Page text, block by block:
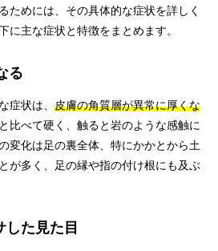
ためには、その具体的な症状を詳しく
に主な症状と特徴をまとめます。
る
症状は、 皮膚の角質層が異常に厚くな
比べて硬く、触ると岩のような感触に
変化は足の裏全体、特にかかとから土
が多く、足の縁や指の付け根にも及ぶ
した見た目